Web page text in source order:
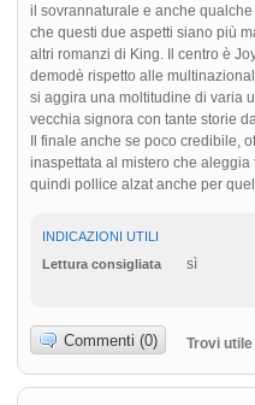
il sovrannaturale e anche
che questi due aspetti siano più
altri romanzi di King. Il centro è
demodè rispetto alle
si aggira una moltitudine di varia
vecchia signora con tante storie
Il finale anche se poco credibile,
inaspettata al mistero che
quindi pollice alzat anche per
INDICAZIONI UTILI
Lettura consigliata
sì
Commenti (0) Trovi